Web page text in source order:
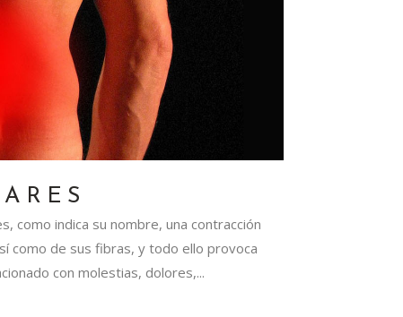
como indica su nombre, una contracción
como de sus fibras, y todo ello provoca
con molestias, dolores,...